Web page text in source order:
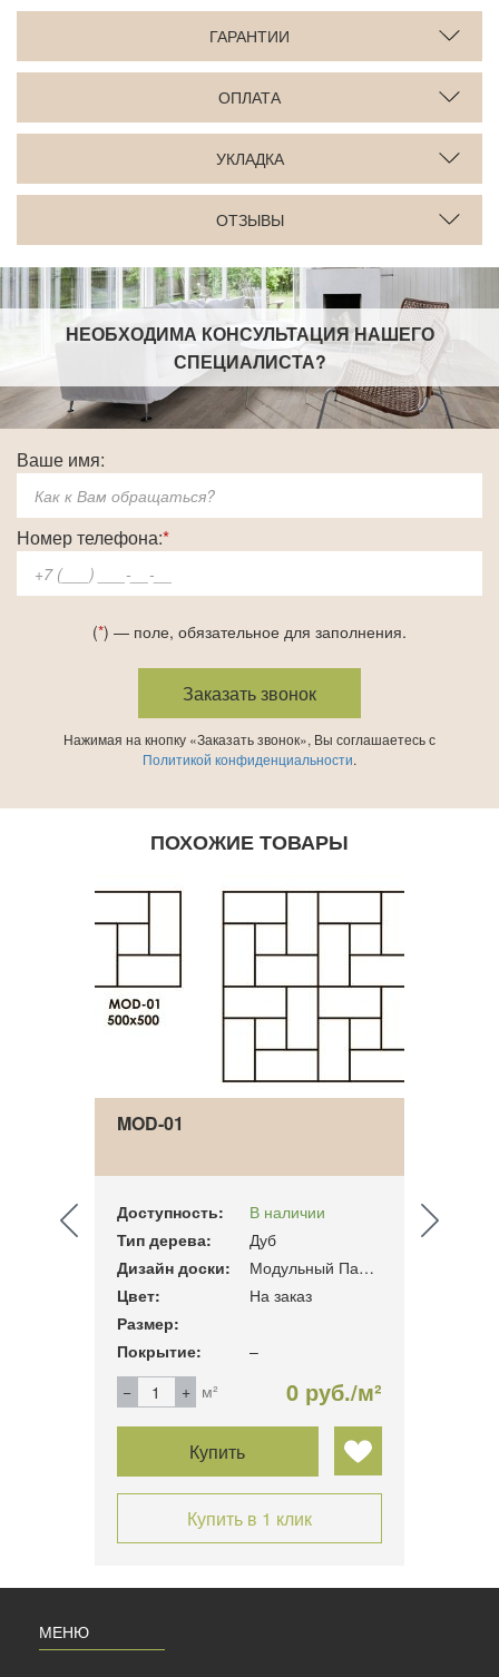
ГАРАНТИИ
ОПЛАТА
УКЛАДКА
ОТЗЫВЫ
НЕОБХОДИМА КОНСУЛЬТАЦИЯ НАШЕГО
СПЕЦИАЛИСТА?
Ваше имя:
Номер телефона:*
(*) — поле, обязательное для заполнения.
Нажимая на кнопку «Заказать звонок», Вы соглашаетесь с
Политикой конфиденциальности.
ПОХОЖИЕ ТОВАРЫ
MOD-01
Доступность:
В наличии
Тип дерева:
Дуб
Дизайн доски:
Модульный Паркет
Цвет:
На заказ
Размер:
Покрытие:
–
м²
0 руб./м²
Купить
Купить в 1 клик
МЕНЮ